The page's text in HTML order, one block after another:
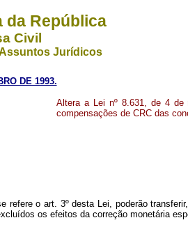
da República
Civil
Jurídicos
DE 1993.
Altera a Lei nº 8.631, de 4 de
compensações de CRC das
o art. 3º desta Lei, poderão
os efeitos da correção monetária